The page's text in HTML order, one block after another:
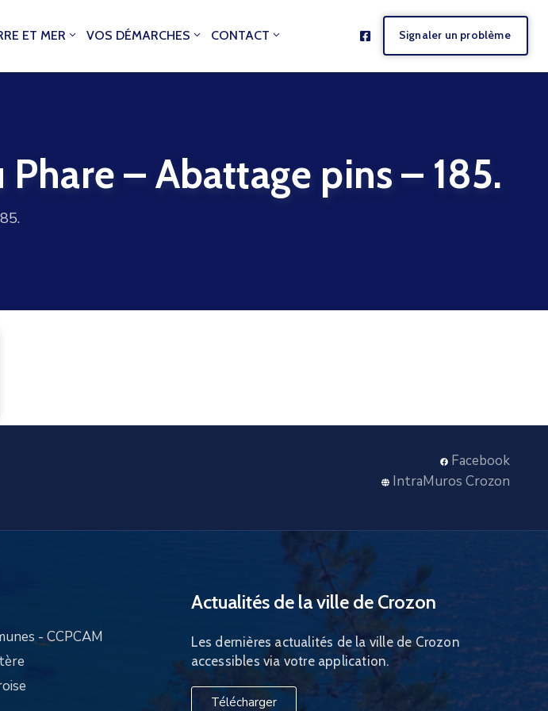
ET MER VOS DÉMARCHES CONTACT Signaler un problème
– Abattage pins – 185.
Facebook
IntraMuros Crozon
- CCPCAM
Actualités de la ville de Crozon
Les dernières actualités de la ville de Crozon
accessibles via votre application.
Télécharger